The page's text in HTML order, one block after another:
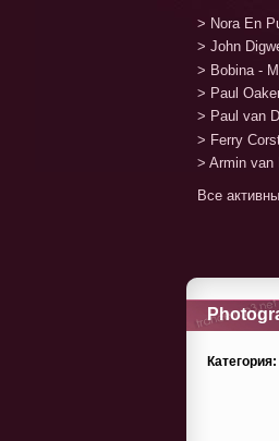
> Nora En
> John
> Bobina -
> Paul
> Paul van
> Ferry
> Armin van
Все
Категория: